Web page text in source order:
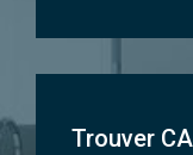
Trouver